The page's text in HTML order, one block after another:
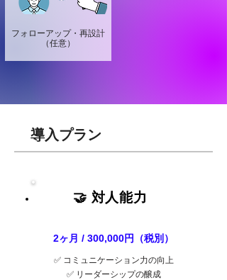
フォローアップ・再設計
（任意）
導入プラン
2ヶ月 / 300,000円（税別）
✅ コミュニケーション力の向上
✅ リーダーシップの醸成
🤝 対人能力